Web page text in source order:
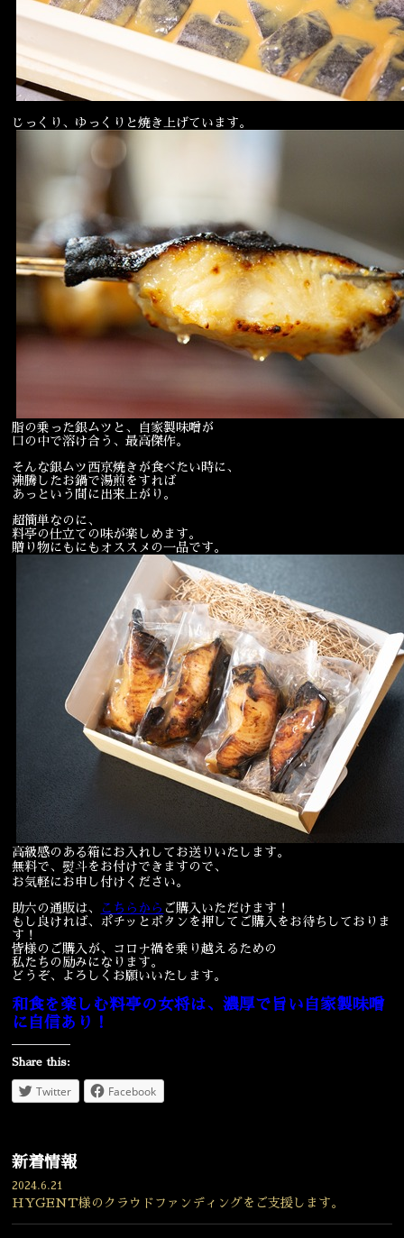
じっくり、ゆっくりと焼き上げています。
脂の乗った銀ムツと、自家製味噌が
口の中で溶け合う、最高傑作。
そんな銀ムツ西京焼きが食べたい時に、
沸騰したお鍋で湯煎をすれば
あっという間に出来上がり。
超簡単なのに、
料亭の仕立ての味が楽しめます。
贈り物にもにもオススメの一品です。
高級感のある箱にお入れしてお送りいたします。
無料で、熨斗をお付けできますので、
お気軽にお申し付けください。
助六の通販は、 こちらから ご購入いただけます！
もし良ければ、ポチッとボタンを押してご購入をお待ちしておりま
す！
皆様のご購入が、コロナ禍を乗り越えるための
私たちの励みになります。
どうぞ、よろしくお願いいたします。
和食を楽しむ料亭の女将は、濃厚で旨い自家製味噌
に自信あり！
Share this:
Twitter Facebook
新着情報
2024.6.21
HYGENT様のクラウドファンディングをご支援します。